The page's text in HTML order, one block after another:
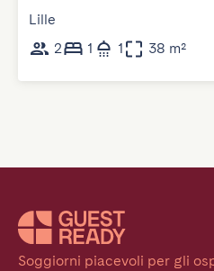
Lille
2
1 1 38 m²
Soggiorni piacevoli per gli